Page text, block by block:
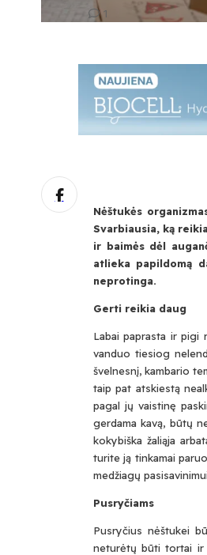
1
Nėštukės
Svarbiausia, ką
ir baimės dėl
atlieka papildomą
neprotinga.
Gerti reikia daug
Labai paprasta ir pigi
vanduo tiesiog
švelnesnį, kambario
taip pat atskiestą
pagal jų vaistinę
gerdama kavą, būtų
kokybiška žaliąja
turite ją tinkamai
medžiagų
Pusryčiams
Pusryčius nėštukei
neturėtų būti tortai ir